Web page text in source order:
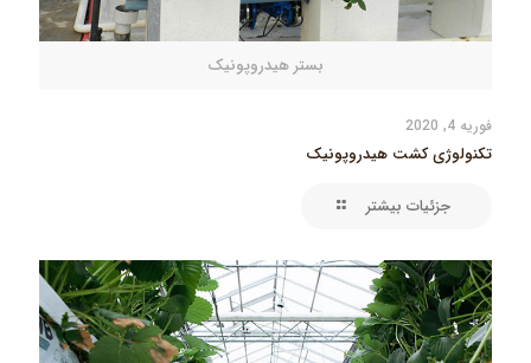
بستر هیدروپونیک
فوریه 4, 2020
تکنولوژی کشت هیدروپونیک
جزئیات بیشتر